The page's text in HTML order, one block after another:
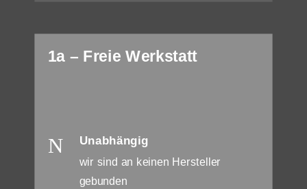
1a – Freie Werkstatt
N Unabhängig
wir sind an keinen Hersteller
gebunden